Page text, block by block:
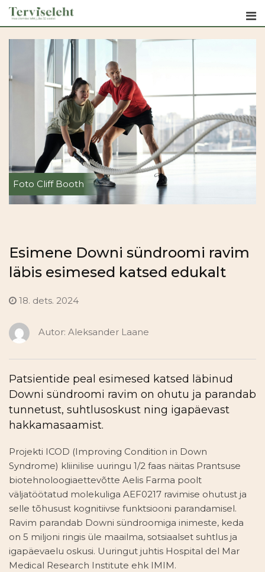
Skip
Foto Cliff Booth
Esimene Downi sündroomi ravim
läbis esimesed katsed edukalt
18. dets. 2024
Autor: Aleksander Laane
Patsientide peal esimesed katsed läbinud
Downi sündroomi ravim on ohutu ja parandab
tunnetust, suhtlusoskust ning igapäevast
hakkamasaamist.
Projekti ICOD (Improving Condition in Down
Syndrome) kliinilise uuringu 1/2 faas näitas Prantsuse
biotehnoloogiaettevõtte Aelis Farma poolt
väljatöötatud molekuliga AEF0217 ravimise ohutust ja
selle tõhusust kognitiivse funktsiooni parandamisel.
Ravim parandab Downi sündroomiga inimeste, keda
on 5 miljoni ringis üle maailma, sotsiaalset suhtlus ja
igapäevaelu oskusi. Uuringut juhtis Hospital del Mar
Medical Research Institute ehk IMIM.